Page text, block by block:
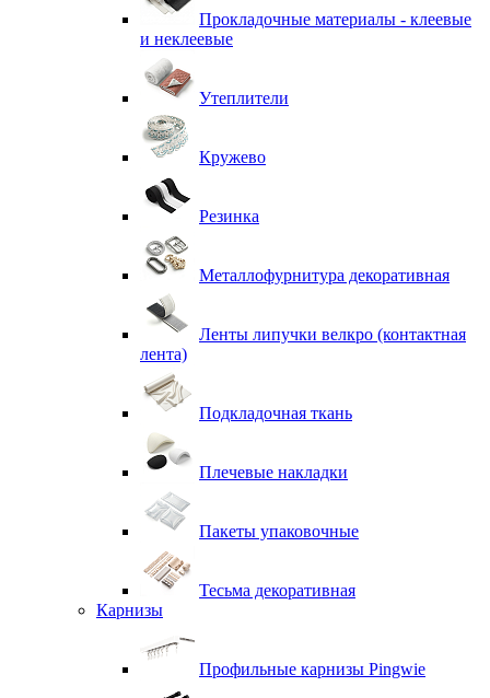
Прокладочные материалы - клеевые
и неклеевые
Утеплители
Кружево
Резинка
Металлофурнитура декоративная
Ленты липучки велкро (контактная
лента)
Подкладочная ткань
Плечевые накладки
Пакеты упаковочные
Тесьма декоративная
Карнизы
Профильные карнизы Pingwie